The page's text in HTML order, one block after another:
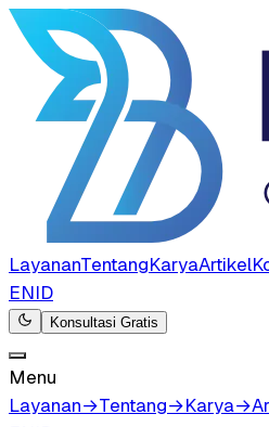
LayananTentangKaryaArtikel
ENID
Konsultasi Gratis
Menu
Layanan→Tentang→Karya→